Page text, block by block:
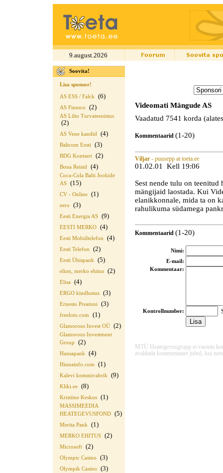
9.august.2026
Soovita!
Lisa sponsor!
AS ESS / Falck (6)
AS Finesco (2)
AS Lilto Turvateenistus
(2)
AS Vene kandid (4)
Baltcom Eesti (3)
BDG Kontsert (2)
Bona Reisid (4)
Coca-Cola Balti Jookide
AS
(15)
CV - Online (1)
eero (3)
Eesti Energia AS (9)
EESTI MERKO (4)
Eesti Mobiiltelefon (4)
Eesti Telefon (2)
Eesti Ühispank (5)
elion, merko ehitus (2)
Elisa (4)
ERGO kindlustus (3)
Ernesto Preatoni (3)
freeloto.com (1)
Glamorous Invest OÜ (2)
Glamorous Investment
Group
(2)
Hansapank (4)
Hinnainfo.com (1)
Kalevi kommivabrik (9)
Kliki.ee (8)
Kristiine Keskus (1)
MASSIMEEDIA
HEATEGEVUSFOND
(5)
Merita Pank (1)
MERKO EHITUS (2)
Microsoft (2)
Olympic Casino (3)
Olympik Casino (3)
Videomati Mängude AS
Vaadatud 7541 korda
Kommentaarid (1-20)
Viljar - puusepp at toeta.ee
01.02.01 Kell 19:06
Sest nende tulu on
mängijaid laostada. Kui
elanikkonnale, mida ta on
rahulikuma südamega
Kommentaarid (1-20)
Nimi:
E-mail:
Kommentaar:
Kontrollnumber:
MTÜ Heategevusgrupp ei vastuta
avaldada kommentaare juhul, kui